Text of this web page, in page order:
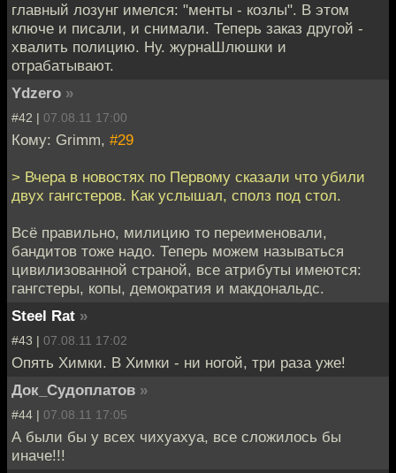
главный лозунг имелся: "менты - козлы". В этом
ключе и писали, и снимали. Теперь заказ другой -
хвалить полицию. Ну. журнаШлюшки и
отрабатывают.
Ydzero »
#42 | 07.08.11 17:00
Кому: Grimm, #29
> Вчера в новостях по Первому сказали что убили
двух гангстеров. Как услышал, сполз под стол.
Всё правильно, милицию то переименовали,
бандитов тоже надо. Теперь можем называться
цивилизованной страной, все атрибуты имеются:
гангстеры, копы, демократия и макдональдс.
Steel Rat »
#43 | 07.08.11 17:02
Опять Химки. В Химки - ни ногой, три раза уже!
Док_Судоплатов »
#44 | 07.08.11 17:05
А были бы у всех чихуахуа, все сложилось бы
иначе!!!